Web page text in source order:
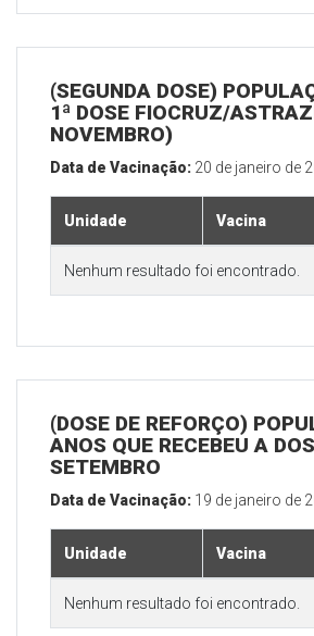
(SEGUNDA DOSE)
1ª DOSE FIOCRUZ/
NOVEMBRO)
Data de Vacinação: 20 de janeiro de
Unidade Vacina
Nenhum resultado foi encontrado.
(DOSE DE REFORÇO)
ANOS QUE RECEBEU A
SETEMBRO
Data de Vacinação: 19 de janeiro de
Unidade Vacina
Nenhum resultado foi encontrado.